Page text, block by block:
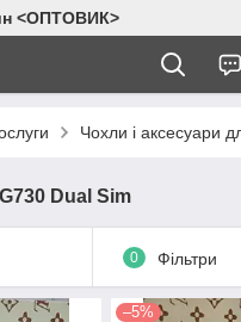
<ОПТОВИК>
Чохли і аксесуари
Dual Sim
0 Фільтри
–5%